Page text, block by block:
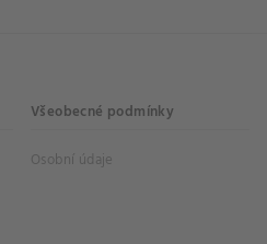
Všeobecné podmínky
Osobní údaje